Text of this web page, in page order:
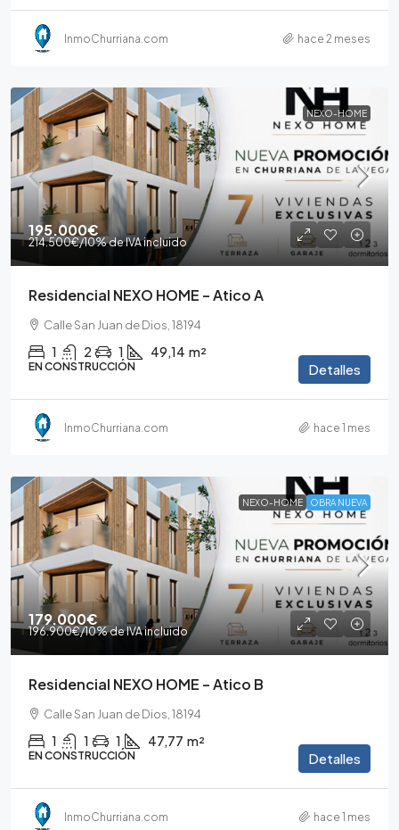
InmoChurriana.com hace 2 meses
NEXO-HOME
195.000€
214.500€/10% de IVA incluido
Residencial NEXO HOME – Atico A
Calle San Juan de Dios, 18194
1 2 1 49,14 m²
EN CONSTRUCCIÓN Detalles
InmoChurriana.com hace 1 mes
NEXO-HOME OBRA NUEVA
179.000€
196.900€/10% de IVA incluido
Residencial NEXO HOME – Atico B
Calle San Juan de Dios, 18194
1 1 1 47,77 m²
EN CONSTRUCCIÓN Detalles
InmoChurriana.com hace 1 mes